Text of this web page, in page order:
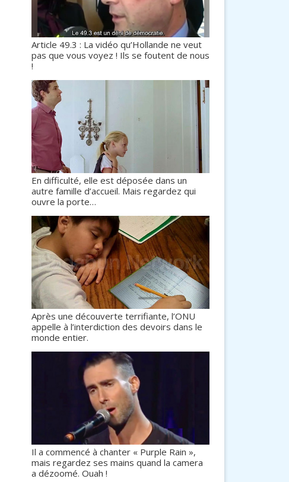
Article 49.3 : La vidéo qu’Hollande ne veut
pas que vous voyez ! Ils se foutent de nous
!
En difficulté, elle est déposée dans un
autre famille d’accueil. Mais regardez qui
ouvre la porte…
Après une découverte terrifiante, l’ONU
appelle à l’interdiction des devoirs dans le
monde entier.
Il a commencé à chanter « Purple Rain »,
mais regardez ses mains quand la camera
a dézoomé. Ouah !